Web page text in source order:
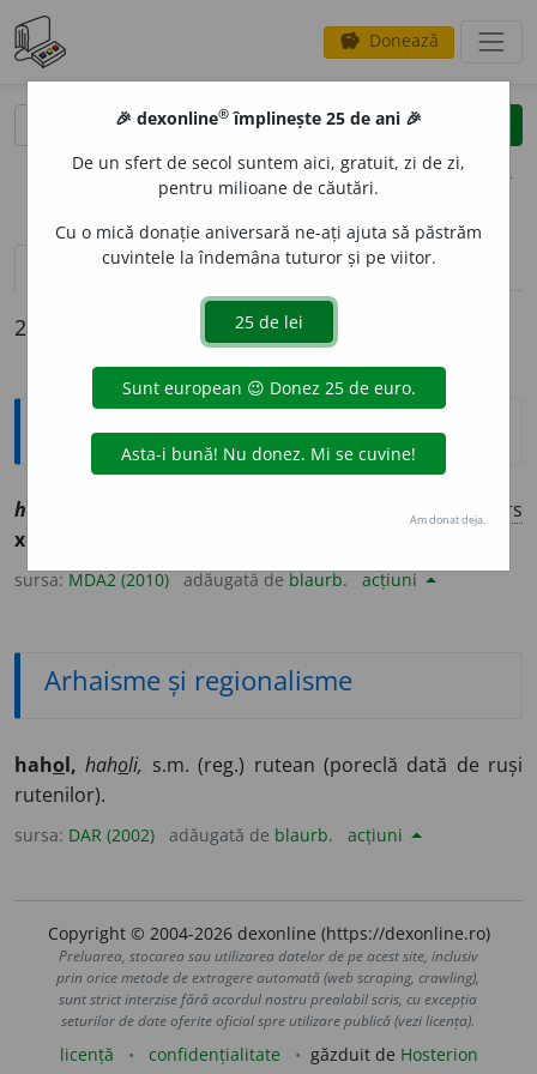
savings Donează
clear
opțiuni
definiții (2) declinări
2 definiții pentru hahol
Explicative DEX
hah Pl : /
rs
хохол
sursa: MDA2 (2010) adăugată de blaurb. acțiuni
Arhaisme și regionalisme
hahol, haholi, s.m. (reg.) rutean (poreclă dată de ruși
rutenilor).
sursa: DAR (2002) adăugată de blaurb. acțiuni
Copyright © 2004-2026 dexonline (https://dexonline.ro)
Preluarea, stocarea sau utilizarea datelor de pe acest site, inclusiv
prin orice metode de extragere automată (web scraping, crawling),
sunt strict interzise fără acordul nostru prealabil scris, cu excepția
seturilor de date oferite oficial spre utilizare publică (vezi licența).
licență confidențialitate găzduit de Hosterion
🎉 dexonline® împlinește 25 de ani 🎉
De un sfert de secol suntem aici, gratuit, zi de zi,
pentru milioane de căutări.
Cu o mică donație aniversară ne-ați ajuta să păstrăm
cuvintele la îndemâna tuturor și pe viitor.
Am donat deja.